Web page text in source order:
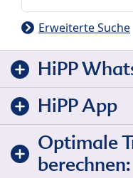
Erweiterte Suche
HiPP
HiPP App
Optimale
berechnen: